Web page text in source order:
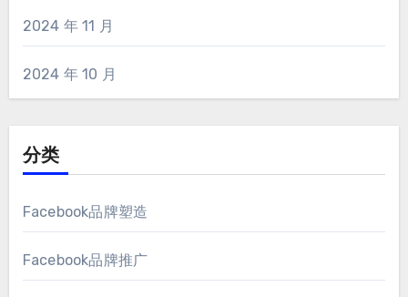
2024 年 11 月
2024 年 10 月
分类
Facebook品牌塑造
Facebook品牌推广